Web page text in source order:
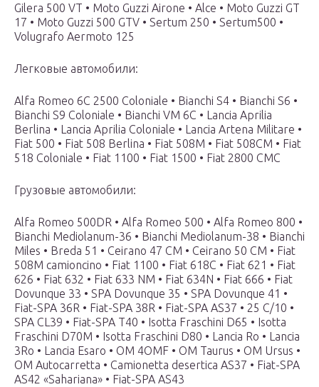
Gilera 500 VT • Moto Guzzi Airone • Alce • Moto Guzzi GT
17 • Moto Guzzi 500 GTV • Sertum 250 • Sertum500 •
Volugrafo Aermoto 125
Легковые автомобили:
Alfa Romeo 6C 2500 Coloniale • Bianchi S4 • Bianchi S6 •
Bianchi S9 Coloniale • Bianchi VM 6C • Lancia Aprilia
Berlina • Lancia Aprilia Coloniale • Lancia Artena Militare •
Fiat 500 • Fiat 508 Berlina • Fiat 508M • Fiat 508CM • Fiat
518 Coloniale • Fiat 1100 • Fiat 1500 • Fiat 2800 CMC
Грузовые автомобили:
Alfa Romeo 500DR • Alfa Romeo 500 • Alfa Romeo 800 •
Bianchi Mediolanum-36 • Bianchi Mediolanum-38 • Bianchi
Miles • Breda 51 • Ceirano 47 CM • Ceirano 50 CM • Fiat
508M camioncino • Fiat 1100 • Fiat 618C • Fiat 621 • Fiat
626 • Fiat 632 • Fiat 633 NM • Fiat 634N • Fiat 666 • Fiat
Dovunque 33 • SPA Dovunque 35 • SPA Dovunque 41 •
Fiat-SPA 36R • Fiat-SPA 38R • Fiat-SPA AS37 • 25 C/10 •
SPA CL39 • Fiat-SPA T40 • Isotta Fraschini D65 • Isotta
Fraschini D70M • Isotta Fraschini D80 • Lancia Ro • Lancia
3Ro • Lancia Esaro • OM 4OMF • OM Taurus • OM Ursus •
OM Autocarretta • Camionetta desertica AS37 • Fiat-SPA
AS42 «Sahariana» • Fiat-SPA AS43